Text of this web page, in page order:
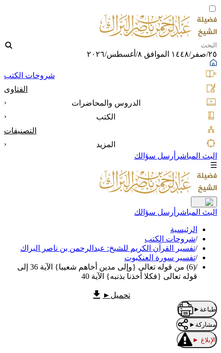
٢٥/صفر/١٤٤٨ الموافق ٨/أغسطس/٢٠٢٦
شروحات الكتب
الفتاوى
الدروس والمحاضرات
‹
الكتب
‹
التصنيفات
المزيد
‹
البث المباشر أرسل سؤالك
☰
البث المباشر أرسل سؤالك
الرئيسية
/شروحات الكتب
/تفسير القرآن الكريم للشيخ: عبدالرحمن بن ناصر البراك
/تفسير سورة العنكبوت
/
(6) من قوله تعالى {وإلى مدين أخاهم شعيبا} الآية 36 إلى
قوله تعالى {فكلا أخذنا بذنبه} الآية 40
تحميل ►
طباعة ►
مشاركة ►
الإبلاغ ►